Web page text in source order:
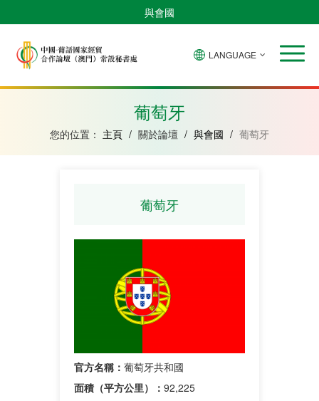
與會國
安
比
紹
內
亞
林
LANGUAGE
葡萄牙
您的位置： 主頁 / 關於論壇 / 與會國 / 葡萄牙
葡萄牙
官方名稱： 葡萄牙共和國
面積（平方公里）： 92,225